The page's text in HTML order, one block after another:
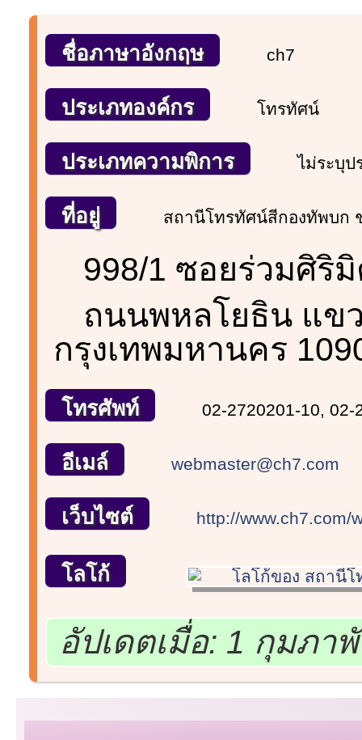
ชื่อภาษาอังกฤษ ch7
ประเภทองค์กร โทรทัศน์
ประเภทความพิการ ไม่ระบุป
ที่อยู่ สถานีโทรทัศน์สีกองทัพบก
998/1 ซอยร่วมศิริ
ถนนพหลโยธิน แข
กรุงเทพมหานคร
โทรศัพท์ 02-2720201-10, 02-
อีเมล์ webmaster@ch7.com
เว็บไซต์ http://
โลโก้
อัปเดตเมื่อ: 1 กุมภา